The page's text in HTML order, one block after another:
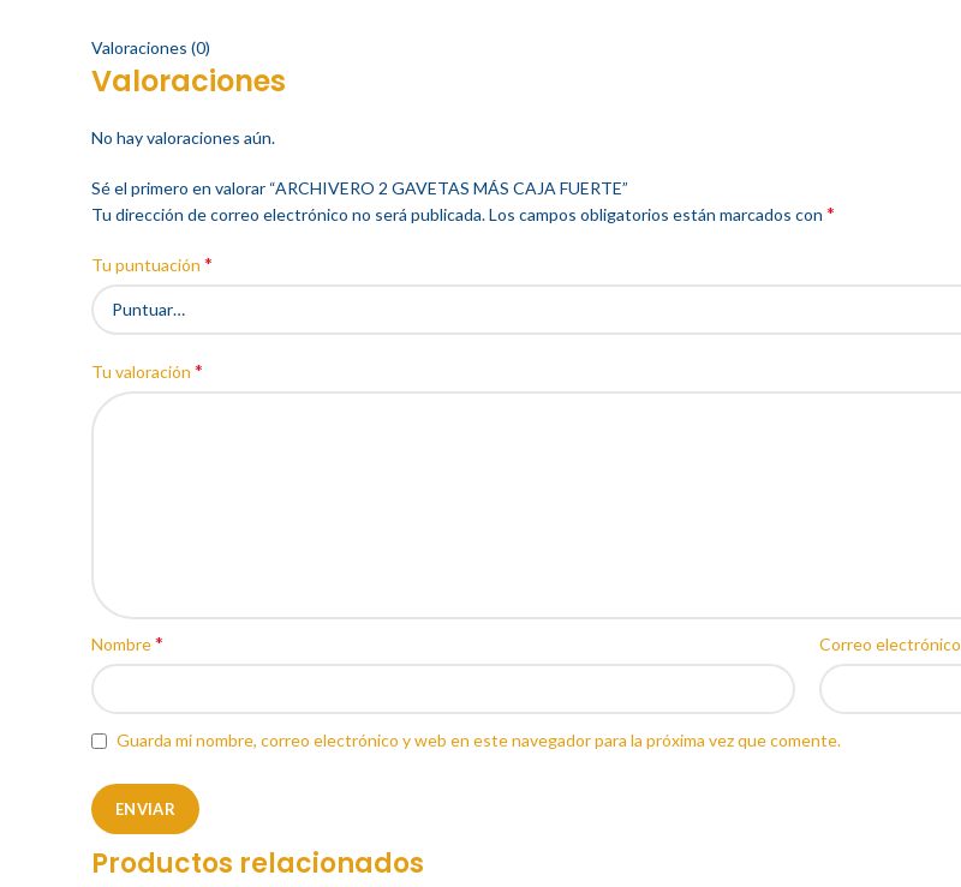
Valoraciones (0)
Valoraciones
No hay valoraciones aún.
Sé el primero en valorar “ARCHIVERO 2 GAVETAS MÁS CAJA FUERTE”
Tu dirección de correo electrónico no será publicada.Los campos obligatorios están marcados con *
Tu puntuación *
Tu valoración *
Nombre* Correo electrónico
Guarda mi nombre, correo electrónico y web en este navegador para la próxima vez que comente.
Productos relacionados